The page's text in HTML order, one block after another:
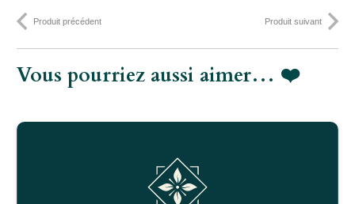
Produit précédent Produit suivant
Vous pourriez aussi aimer… ❤️